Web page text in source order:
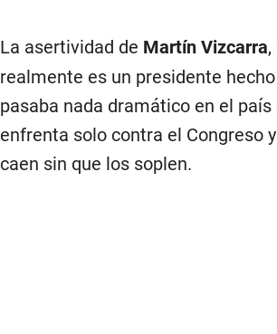
La asertividad de Martín Vizcarra
realmente es un presidente
pasaba nada dramático en el
enfrenta solo contra el Congreso
caen sin que los soplen.